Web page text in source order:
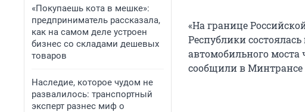
«Покупаешь кота в мешке»:
предприниматель рассказала,
как на самом деле устроен
бизнес со складами дешевых
товаров
Наследие, которое чудом не
развалилось: транспортный
эксперт разнес миф о
«На границе
Республики
автомобильного моста
сообщили в Минтрансе